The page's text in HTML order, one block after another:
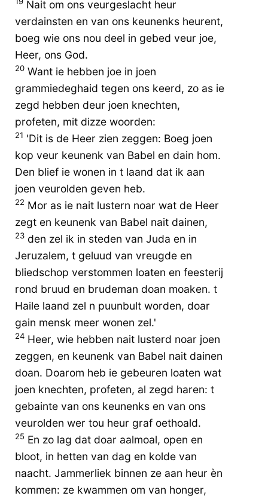
Nait om ons veurgeslacht heur
verdainsten en van ons keunenks heurent,
boeg wie ons nou deel in gebed veur joe,
Heer, ons God.
20 Want ie hebben joe in joen
grammiedeghaid tegen ons keerd, zo as ie
zegd hebben deur joen knechten,
profeten, mit dizze woorden:
21 'Dit is de Heer zien zeggen: Boeg joen
kop veur keunenk van Babel en dain hom.
Den blief ie wonen in t laand dat ik aan
joen veurolden geven heb.
22 Mor as ie nait lustern noar wat de Heer
zegt en keunenk van Babel nait dainen,
23 den zel ik in steden van Juda en in
Jeruzalem, t geluud van vreugde en
bliedschop verstommen loaten en feesterij
rond bruud en brudeman doan moaken. t
Haile laand zel n puunbult worden, doar
gain mensk meer wonen zel.'
24 Heer, wie hebben nait lusterd noar joen
zeggen, en keunenk van Babel nait dainen
doan. Doarom heb ie gebeuren loaten wat
joen knechten, profeten, al zegd haren: t
gebainte van ons keunenks en van ons
veurolden wer tou heur graf oethoald.
25 En zo lag dat doar aalmoal, open en
bloot, in hetten van dag en kolde van
naacht. Jammerliek binnen ze aan heur èn
kommen: ze kwammen om van honger,